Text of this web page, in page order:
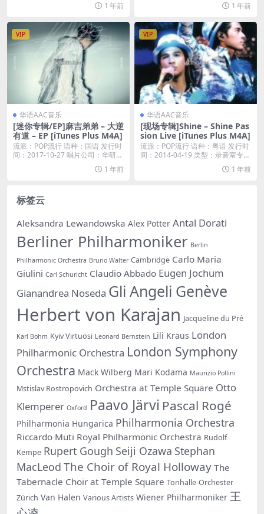
1 年前
1 年前
VIP
华语AAC音乐
[迷你专辑/EP]麻吉弟弟 – 大逆
有道 – EP [iTunes Plus M4A]
流派：POP流行 语种：国语 发行时
间：2017-10-27 唱片公司：华研国
1 年前
VIP
华语AAC音乐
[现场专辑]Shine – Shine Pas
sion Live [iTunes Plus M4A]
流派：POP流行 语种：粤语 发行时
间：2014-04-19 类型：录音室专辑
1 年前
标签云
Aleksandra Lewandowska Alex Potter Antal Dorati
Berliner Philharmoniker Berlin
Philharmonic Orchestra Bruno Walter Cambridge Carlo Maria
Giulini Carl Schuricht Claudio Abbado Eugen Jochum
Gianandrea Noseda Gli Angeli Genève
Herbert von Karajan Jacqueline du Pré
Karl Bohm Kyiv Virtuosi Leonard Bernstein Lili Kraus London
Philharmonic Orchestra London Symphony
Orchestra Mack Wilberg Mari Kodama Maurizio Pollini
Mstislav Rostropovich Orchestra at Temple Square Otto
Klemperer Oxford Paavo Järvi Pascal Rogé
Philharmonia Hungarica Philharmonia Orchestra
Riccardo Muti Royal Philharmonic Orchestra Rudolf
Kempe Rupert Gough Seiji Ozawa Stephan
MacLeod The Choir of Royal Holloway The
Tabernacle Choir at Temple Square Tonhalle-Orchester
Zürich Van Halen Various Artists Wiener Philharmoniker 王